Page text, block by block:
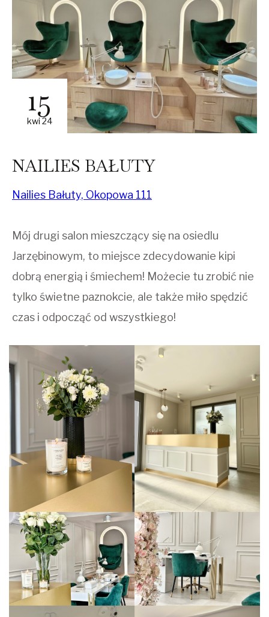
15
kwi 24
NAILIES BAŁUTY
Nailies Bałuty, Okopowa 111
Mój drugi salon mieszczący się na osiedlu
Jarzębinowym, to miejsce zdecydowanie kipi
dobrą energią i śmiechem! Możecie tu zrobić nie
tylko świetne paznokcie, ale także miło spędzić
czas i odpocząć od wszystkiego!